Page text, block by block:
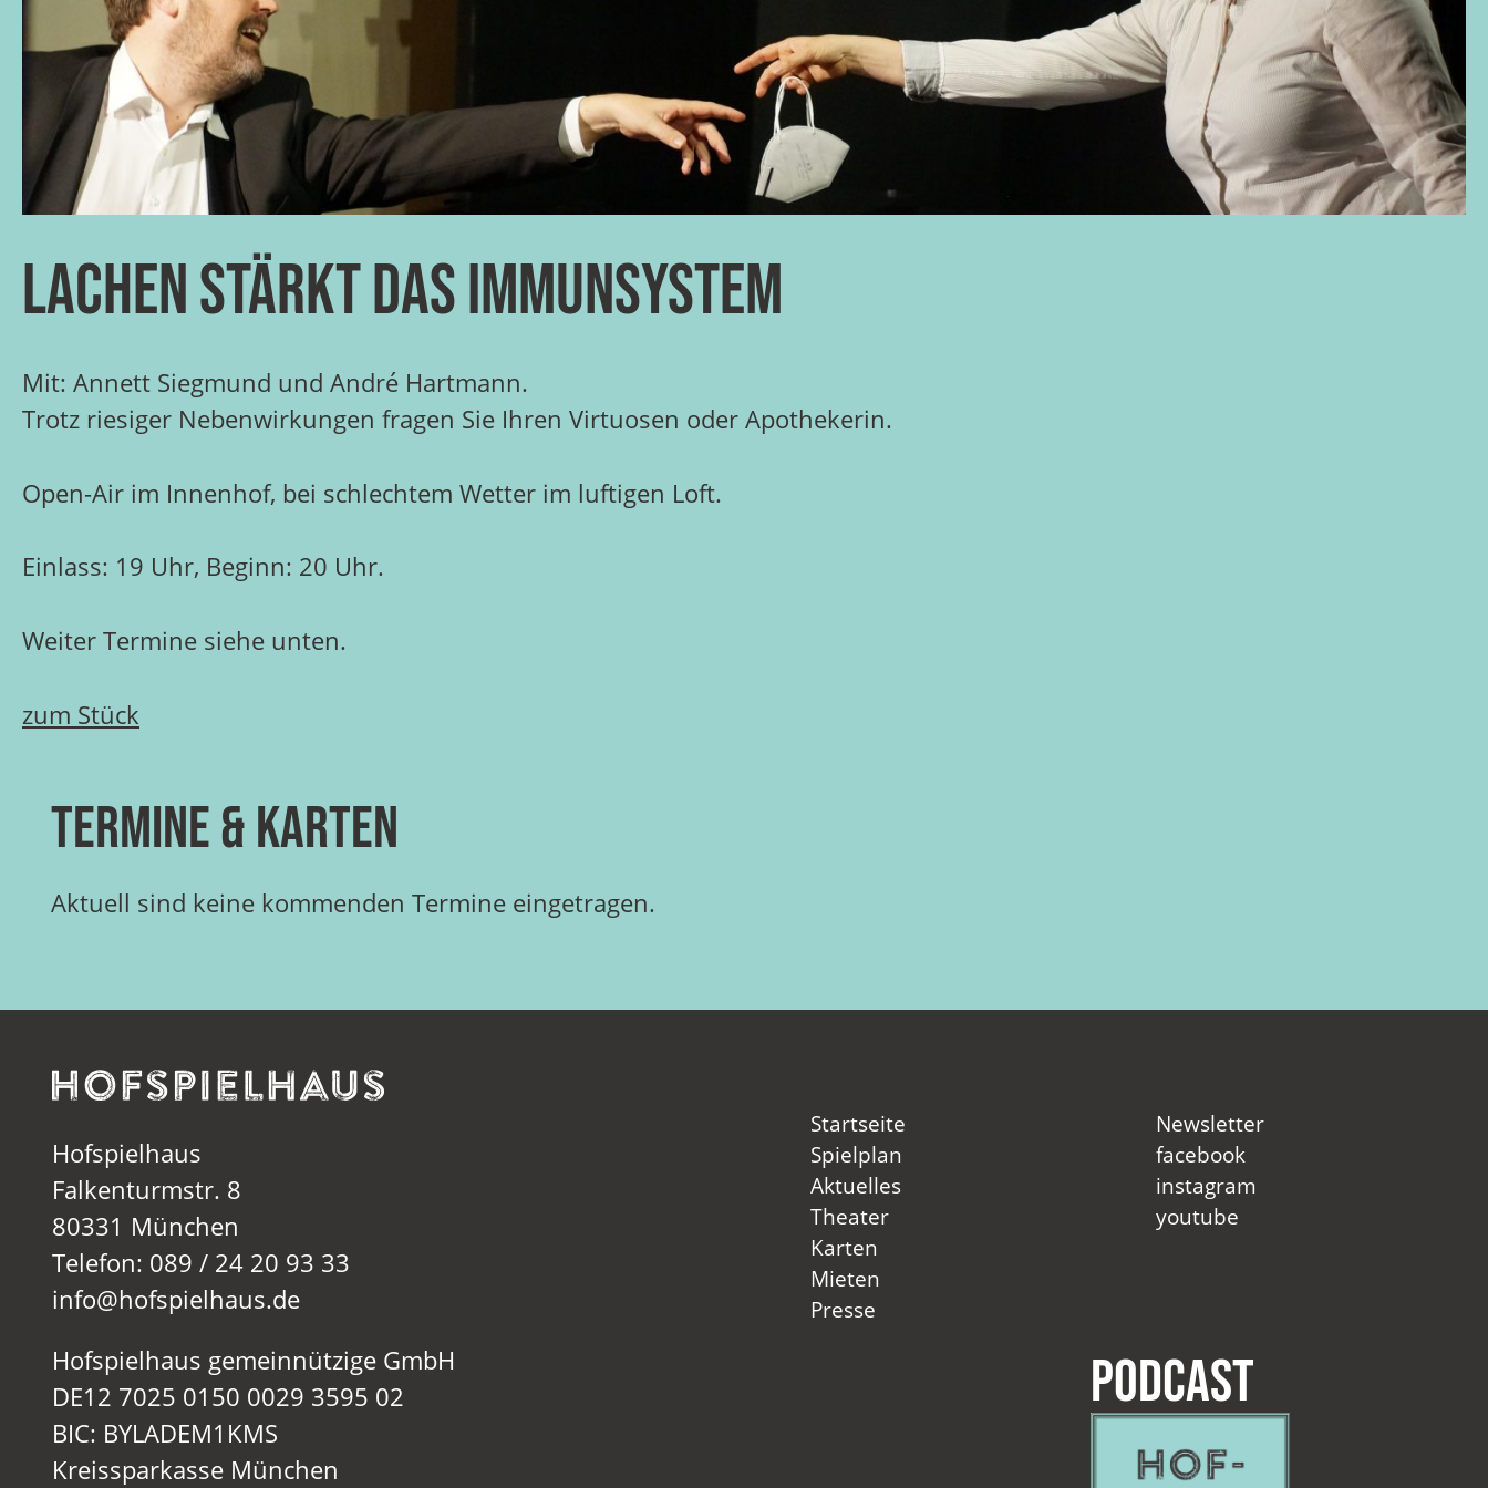
Lachen stärkt das Immunsystem
Mit: Annett Siegmund und André Hartmann.
Trotz riesiger Nebenwirkungen fragen Sie Ihren Virtuosen oder Apothekerin.
Open-Air im Innenhof, bei schlechtem Wetter im luftigen Loft.
Einlass: 19 Uhr, Beginn: 20 Uhr.
Weiter Termine siehe unten.
zum Stück
Termine & Karten
Aktuell sind keine kommenden Termine eingetragen.
Hofspielhaus
Falkenturmstr. 8
80331 München
Telefon: 089 / 24 20 93 33
info@hofspielhaus.de
Hofspielhaus gemeinnützige GmbH
DE12 7025 0150 0029 3595 02
BIC: BYLADEM1KMS
Kreissparkasse München
Startseite
Spielplan
Aktuelles
Theater
Karten
Mieten
Presse
Newsletter
facebook
instagram
youtube
Podcast